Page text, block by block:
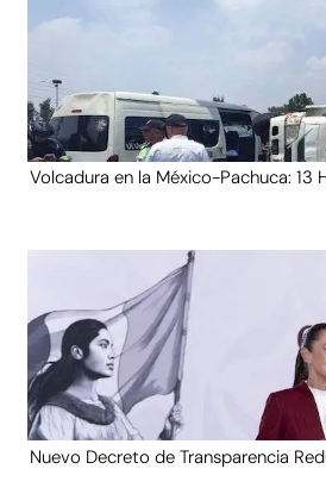
Volcadura en la México-Pachuca: 13
Nuevo Decreto de Transparencia